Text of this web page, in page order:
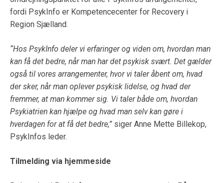
fordi PsykInfo er Kompetencecenter for Recovery i
Region Sjælland.
“Hos PsykInfo deler vi erfaringer og viden om, hvordan man
kan få det bedre, når man har det psykisk svært. Det gælder
også til vores arrangementer, hvor vi taler åbent om, hvad
der sker, når man oplever psykisk lidelse, og hvad der
fremmer, at man kommer sig. Vi taler både om, hvordan
Psykiatrien kan hjælpe og hvad man selv kan gøre i
hverdagen for at få det bedre,” siger Anne Mette Billekop,
PsykInfos leder.
Tilmelding via hjemmeside